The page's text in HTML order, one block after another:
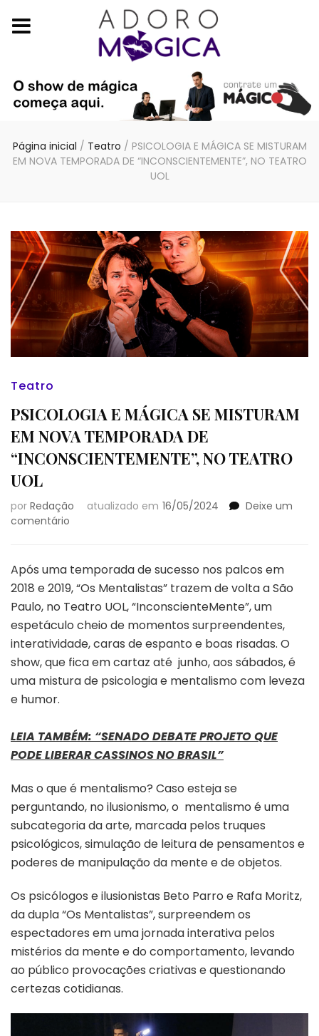
Página inicial / Teatro / PSICOLOGIA E MÁGICA SE MISTURAM
EM NOVA TEMPORADA DE “INCONSCIENTEMENTE”, NO TEATRO
UOL
Teatro
PSICOLOGIA E MÁGICA SE MISTURAM
EM NOVA TEMPORADA DE
“INCONSCIENTEMENTE”, NO TEATRO
UOL
por Redação atualizado em 16/05/2024
Deixe um
comentário
MÁGICA
SE
MISTURAM
EM
NOVA
TEMPORADA
DE
“INCONSCIENTEMENTE”,
NO
Após uma temporada de sucesso nos palcos em
2018 e 2019, “Os Mentalistas” trazem de volta a São
Paulo, no Teatro UOL, “InconscienteMente”, um
espetáculo cheio de momentos surpreendentes,
interatividade, caras de espanto e boas risadas. O
show, que fica em cartaz até junho, aos sábados, é
uma mistura de psicologia e mentalismo com leveza
e humor.
LEIA TAMBÉM: “SENADO DEBATE PROJETO QUE
PODE LIBERAR CASSINOS NO BRASIL”
Mas o que é mentalismo? Caso esteja se
perguntando, no ilusionismo, o mentalismo é uma
subcategoria da arte, marcada pelos truques
psicológicos, simulação de leitura de pensamentos e
poderes de manipulação da mente e de objetos.
Os psicólogos e ilusionistas Beto Parro e Rafa Moritz,
da dupla “Os Mentalistas”, surpreendem os
espectadores em uma jornada interativa pelos
mistérios da mente e do comportamento, levando
ao público provocações criativas e questionando
certezas cotidianas.